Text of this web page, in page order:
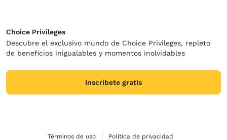
Choice Privileges
Descubre el exclusivo mundo de Choice Privileges, repleto
de beneficios inigualables y momentos inolvidables
Inscríbete gratis
Términos de uso Política de privacidad